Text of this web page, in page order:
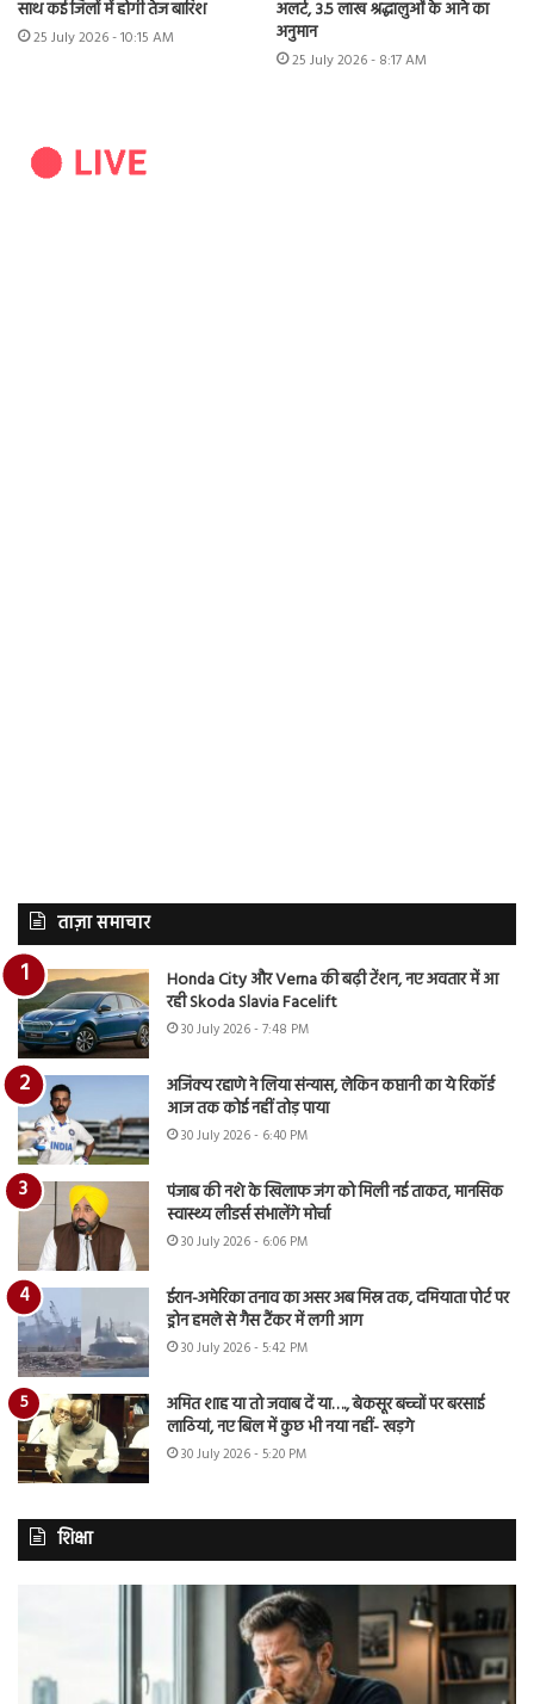
साथ कई जिलों में होगी तेज बारिश
25 July 2026 - 10:15 AM
अलर्ट, 3.5 लाख श्रद्धालुओं के आने का
अनुमान
25 July 2026 - 8:17 AM
ताज़ा समाचार
Honda City और Verna की बढ़ी टेंशन, नए अवतार में आ
रही Skoda Slavia Facelift
30 July 2026 - 7:48 PM
अजिंक्य रहाणे ने लिया संन्यास, लेकिन कप्तानी का ये रिकॉर्ड
आज तक कोई नहीं तोड़ पाया
30 July 2026 - 6:40 PM
पंजाब की नशे के खिलाफ जंग को मिली नई ताकत, मानसिक
स्वास्थ्य लीडर्स संभालेंगे मोर्चा
30 July 2026 - 6:06 PM
ईरान-अमेरिका तनाव का असर अब मिस्र तक, दमियाता पोर्ट पर
ड्रोन हमले से गैस टैंकर में लगी आग
30 July 2026 - 5:42 PM
अमित शाह या तो जवाब दें या…., बेकसूर बच्चों पर बरसाई
लाठियां, नए बिल में कुछ भी नया नहीं- खड़गे
30 July 2026 - 5:20 PM
शिक्षा